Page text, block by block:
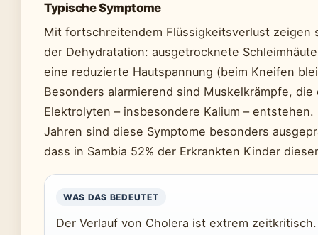
Typische Symptome
Mit fortschreitendem Flüssigkeitsverlust zeigen
der Dehydratation: ausgetrocknete
eine reduzierte Hautspannung (beim Kneifen
Besonders alarmierend sind Muskelkrämpfe,
Elektrolyten – insbesondere Kalium –
Jahren sind diese Symptome besonders
dass in Sambia 52% der Erkrankten Kinder
WAS DAS BEDEUTET
Der Verlauf von Cholera ist extrem